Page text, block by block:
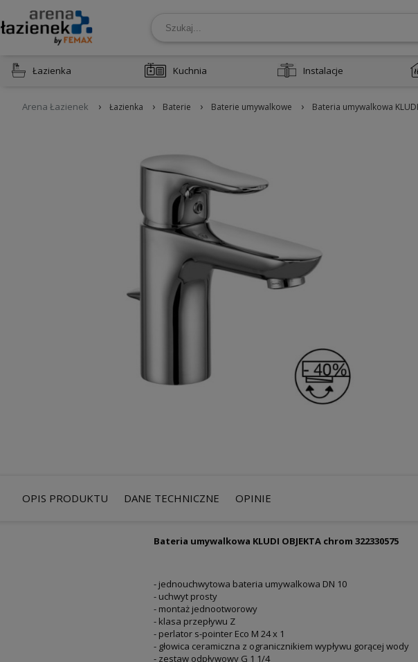
Łazienka Kuchnia Instalacje
Arena Łazienek › Łazienka › Baterie › Baterie umywalkowe › Bateria umywalkowa
OPIS PRODUKTU DANE TECHNICZNE OPINIE
Bateria umywalkowa KLUDI OBJEKTA chrom 322330575
- jednouchwytowa bateria umywalkowa DN 10
- uchwyt prosty
- montaż jednootworowy
- klasa przepływu Z
- perlator s-pointer Eco M 24 x 1
- głowica ceramiczna z ogranicznikiem wypływu gorącej wody
- zestaw odpływowy G 1 1/4